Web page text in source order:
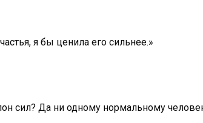
я бы ценила его сильнее.»
сил? Да ни одному нормальному